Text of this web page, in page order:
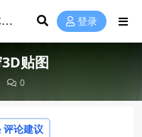
登录
贴图
0
评论建议